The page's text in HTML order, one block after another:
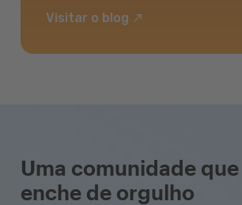
Visitar o blog
Uma comunidade
enche de orgulho